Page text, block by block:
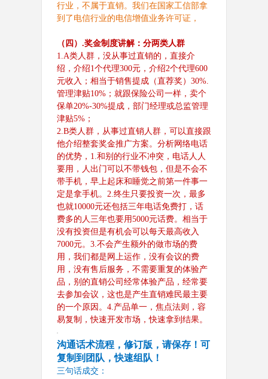
行业，不属于直销。我们在国家工信部拿
到了电信行业的电信增值业务许可证，
（四） .奖金制度讲解：分两类人群
1.A类人群，没从事过直销的，直接介
绍，介绍1个代理300元，介绍2个代理600
元收入；相当于销售提成（直荐奖） 30%.
管理津贴10%；就跟保险公司一样，卖个
保单20%-30%提成，部门经理或总监管理
津贴5%；
2.B类人群，从事过直销人群，可以直接跟
他介绍整套奖金推广方案。分析网络电话
的优势， 1.和别的行业不冲突，电话人人
要用，人出门可以不带钱包，但是不会不
带手机，早上起床和睡觉之前第一件事一
定是拿手机。 2.终生只要投资一次，最多
也就10000元还包括三年电话免费打，话
费多的人三年也要用5000元话费。相当于
没有投资但是有机会可以每天最高收入
7000元。 3.不会产生额外的做市场的费
用，我们都是网上运作，没有会议的费
用，没有售后服务，不需要重复的体验产
品，别的直销公司经常体验产品，经常要
去参加会议，这也是产生直销难民最主要
的一个原因。 4.产品单一，焦点法则，容
易复制，快速开发市场，快速拿到结果。
沟通话术流程，修订版，请保存！可
复制到团队，快速组队！
三句话成交：